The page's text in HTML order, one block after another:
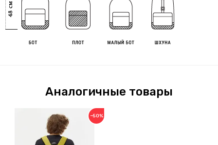
Аналогичные товары
−50%